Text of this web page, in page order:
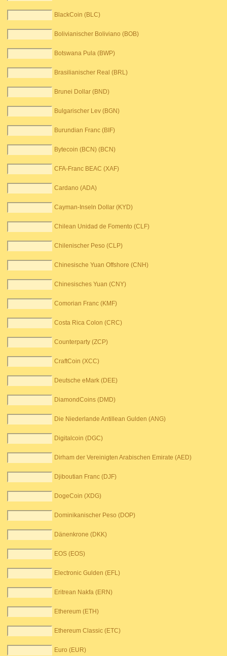
BlackCoin (BLC)
Bolivianischer Boliviano (BOB)
Botswana Pula (BWP)
Brasilianischer Real (BRL)
Brunei Dollar (BND)
Bulgarischer Lev (BGN)
Burundian Franc (BIF)
Bytecoin (BCN) (BCN)
CFA-Franc BEAC (XAF)
Cardano (ADA)
Cayman-Inseln Dollar (KYD)
Chilean Unidad de Fomento (CLF)
Chilenischer Peso (CLP)
Chinesische Yuan Offshore (CNH)
Chinesisches Yuan (CNY)
Comorian Franc (KMF)
Costa Rica Colon (CRC)
Counterparty (ZCP)
CraftCoin (XCC)
Deutsche eMark (DEE)
DiamondCoins (DMD)
Die Niederlande Antillean Gulden (ANG)
Digitalcoin (DGC)
Dirham der Vereinigten Arabischen Emirate (AED)
Djiboutian Franc (DJF)
DogeCoin (XDG)
Dominikanischer Peso (DOP)
Dänenkrone (DKK)
EOS (EOS)
Electronic Gulden (EFL)
Eritrean Nakfa (ERN)
Ethereum (ETH)
Ethereum Classic (ETC)
Euro (EUR)